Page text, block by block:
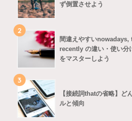
ず倒置させよう
2
間違えやすい
recently の違い・使い分
をマスターしよう
3
【接続詞thatの省略】ど
ルと傾向